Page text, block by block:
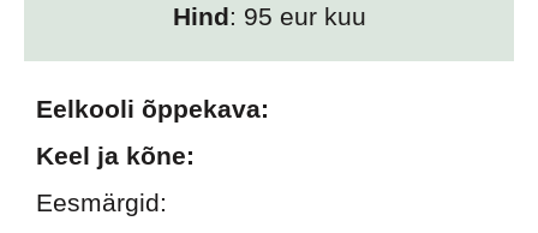
Hind: 95 eur kuu
Eelkooli õppekava:
Keel ja kõne:
Eesmärgid: